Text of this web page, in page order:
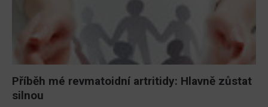
Příběh mé revmatoidní artritidy: Hlavně zůstat
silnou